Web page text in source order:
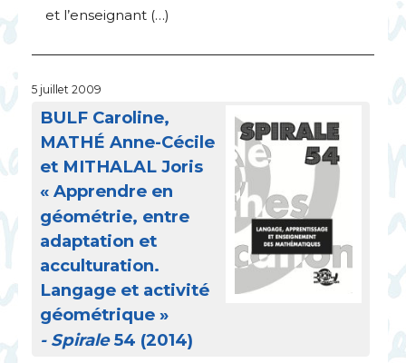
et l’enseignant (…)
5 juillet 2009
BULF Caroline,
MATHÉ Anne-Cécile
et MITHALAL Joris
« Apprendre en
géométrie, entre
adaptation et
acculturation.
Langage et activité
géométrique »
- Spirale54 (2014)